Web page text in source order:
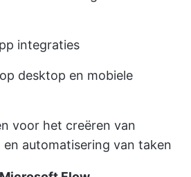
integraties
desktop en mobiele
voor het creëren van
automatisering van taken